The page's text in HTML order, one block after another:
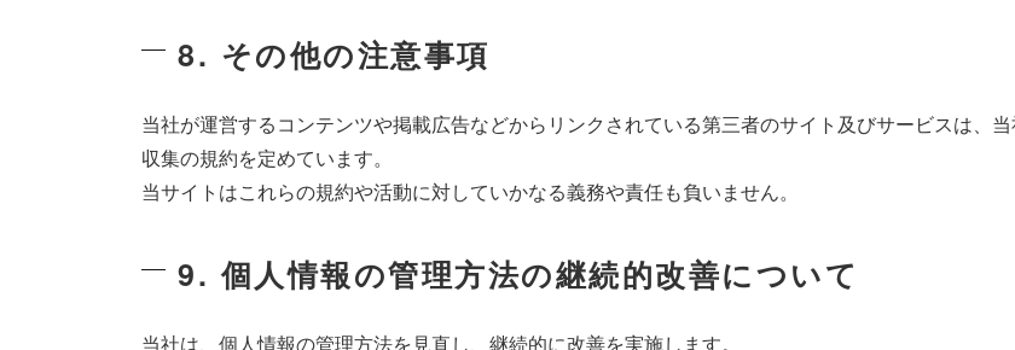
8. その他の注意事項
当社が運営するコンテンツや掲載広告などからリンクされている第三者のサイト及びサービスは、
収集の規約を定めています。
当サイトはこれらの規約や活動に対していかなる義務や責任も負いません。
9. 個人情報の管理方法の継続的改善について
当社は、個人情報の管理方法を見直し、継続的に改善を実施します。